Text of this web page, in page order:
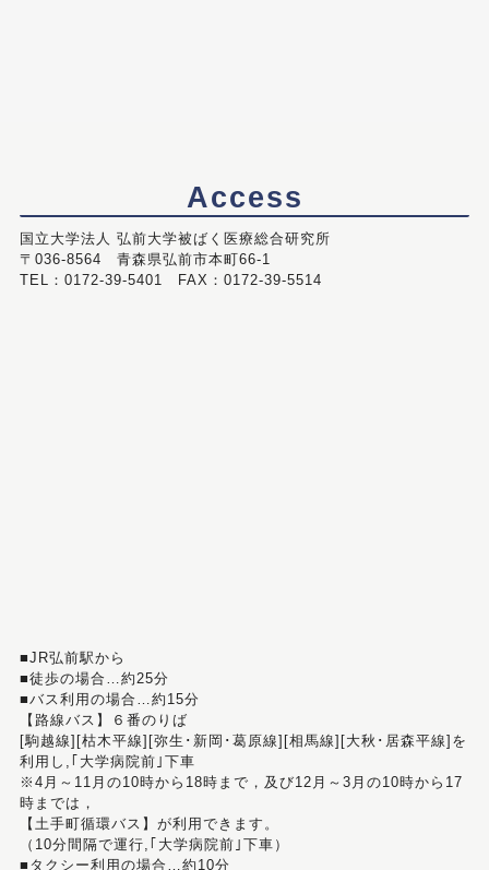
Access
国立大学法人 弘前大学被ばく医療総合研究所
〒036-8564 青森県弘前市本町66-1
TEL：0172-39-5401 FAX：0172-39-5514
■JR弘前駅から
■徒歩の場合…約25分
■バス利用の場合…約15分
【路線バス】６番のりば
[駒越線][枯木平線][弥生･新岡･葛原線][相馬線][大秋･居森平線]を
利用し,｢大学病院前｣下車
※4月～11月の10時から18時まで，及び12月～3月の10時から17
時までは，
【土手町循環バス】が利用できます。
（10分間隔で運行,｢大学病院前｣下車）
■タクシー利用の場合…約10分